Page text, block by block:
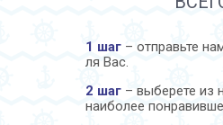
1 шаг – отправьте
ля Вас.
2 шаг – выберете из
наиболее